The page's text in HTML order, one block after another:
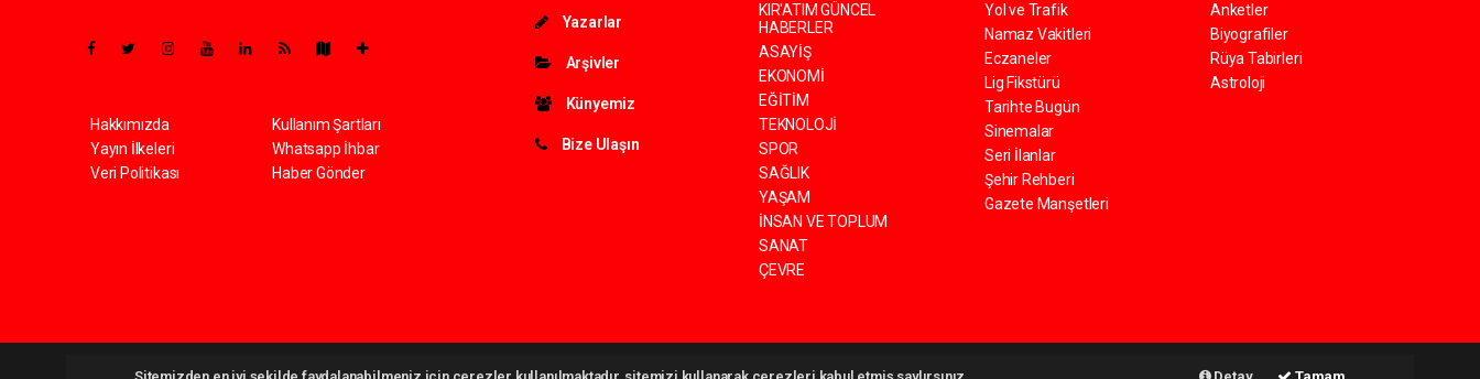
Hakkımızda
Yayın İlkeleri
Veri Politikası
Kullanım Şartları
Whatsapp İhbar
Haber Gönder
Yazarlar
Arşivler
Künyemiz
Bize Ulaşın
KIR'ATIM GÜNCEL
HABERLER
ASAYİŞ
EKONOMİ
EĞİTİM
TEKNOLOJİ
SPOR
SAĞLIK
YAŞAM
İNSAN VE TOPLUM
SANAT
ÇEVRE
Yol ve Trafik
Namaz Vakitleri
Eczaneler
Lig Fikstürü
Tarihte Bugün
Sinemalar
Seri İlanlar
Şehir Rehberi
Gazete Manşetleri
Anketler
Biyografiler
Rüya Tabirleri
Astroloji
Kiratim.com Tüm hakları saklı tutulmaktadır. Copyright 2026 ©haber yazılımıhaber paketi haber scripti haber yazılımhaber script Haber Yazılımı: Web Aksiyon ®